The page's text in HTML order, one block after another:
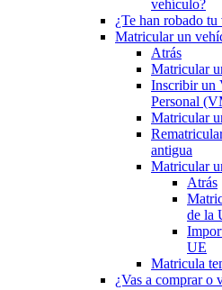
vehículo?
¿Te han robado
Matricular un
Atrás
Matricular
Inscribir un
Personal
Matricular
antigua
Matricular
Atrás
de la
UE
Matricula
¿Vas a comprar o